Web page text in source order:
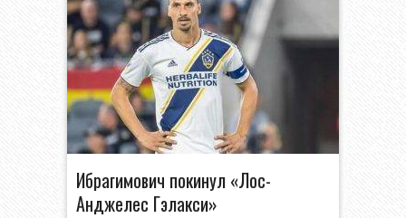
Ибрагимович покинул «Лос-
Анджелес Гэлакси»